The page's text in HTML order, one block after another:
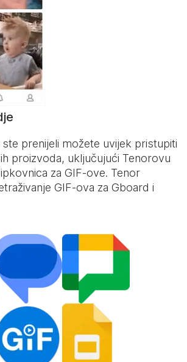
prenijeli možete uvijek pristupiti
proizvoda, uključujući Tenorovu
za GIF-ove. Tenor
GIF-ova za Gboard i